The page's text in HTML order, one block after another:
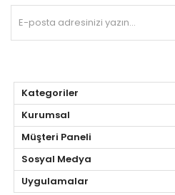
Kategoriler
Kurumsal
Müşteri Paneli
Sosyal Medya
Uygulamalar